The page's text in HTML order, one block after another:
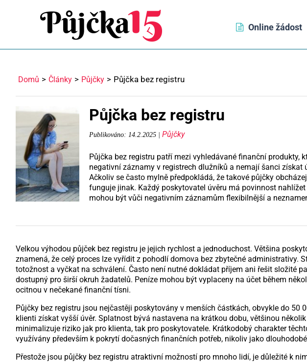
Online žádost
Domů Články Půjčky Půjčka bez registru
Půjčka bez registru
Publikováno: 14.2.2025 | Půjčky
Půjčka bez registru patří mezi vyhledávané finanční produkty,
negativní záznamy v registrech dlužníků a nemají šanci získat
Ačkoliv se často mylně předpokládá, že takové půjčky
funguje jinak. Každý poskytovatel úvěru má povinnost
mohou být vůči negativním záznamům flexibilnější a
Velkou výhodou půjček bez registru je jejich rychlost a jednoduchost. Většina
znamená, že celý proces lze vyřídit z pohodlí domova bez zbytečné administrativy.
totožnost a vyčkat na schválení. Často není nutné dokládat příjem ani řešit složité
dostupný pro širší okruh žadatelů. Peníze mohou být vyplaceny na účet během
ocitnou v nečekané finanční tísni.
Půjčky bez registru jsou nejčastěji poskytovány v menších částkách, obvykle do 50
klienti získat vyšší úvěr. Splatnost bývá nastavena na krátkou dobu, většinou
minimalizuje riziko jak pro klienta, tak pro poskytovatele. Krátkodobý charakter
využívány především k pokrytí dočasných finančních potřeb, nikoliv jako
Přestože jsou půjčky bez registru atraktivní možností pro mnoho lidí, je důležité k